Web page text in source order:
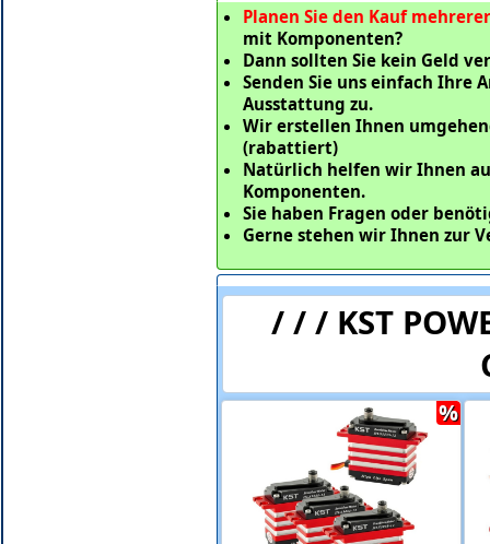
Planen Sie den Kauf
mit Komponenten?
Dann sollten Sie kein Geld
Senden Sie uns einfach Ihre
Ausstattung zu.
Wir erstellen Ihnen
(rabattiert)
Natürlich helfen wir Ihnen
Komponenten.
Sie haben Fragen oder
Gerne stehen wir Ihnen zur
/ / / KST
%